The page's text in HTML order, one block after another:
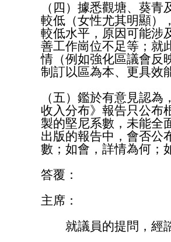
（四）據悉觀塘、葵
較低（女性尤其明顯）
較低水平，原因可能涉
善工作崗位不足等；就
情（例如強化區議會反
制訂以區為本、更具效
（五）鑑於有意見認
收入分布》報告只公布
製的堅尼系數，未能全
出版的報告中，會否公
數；如會，詳情為何；
答覆：
主席：
就議員的提問，經諮